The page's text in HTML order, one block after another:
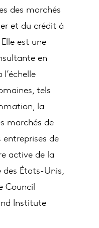
des marchés
et du crédit à
est une
en
tels
la
marchés de
entreprises de
active de la
États-Unis,
Council
Institute